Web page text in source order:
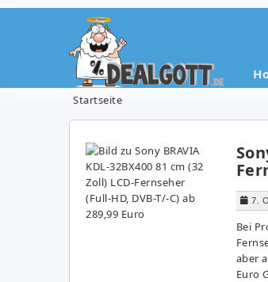
Startseite
7.
Bei
aber
Euro